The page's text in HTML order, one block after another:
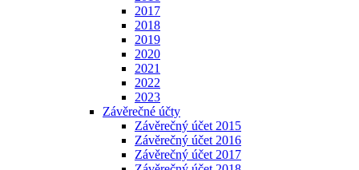
2017
2018
2019
2020
2021
2022
2023
Závěrečné účty
Závěrečný účet 2015
Závěrečný účet 2016
Závěrečný účet 2017